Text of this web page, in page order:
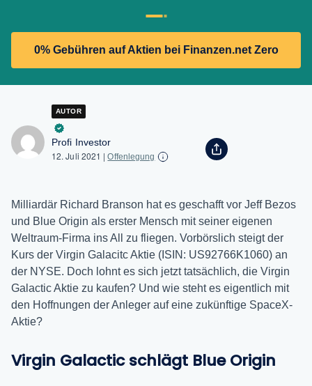
0% Gebühren auf Aktien bei Finanzen.net Zero
AUTOR
Profi Investor
12. Juli 2021 |Offenlegung
Milliardär Richard Branson hat es geschafft vor Jeff Bezos
und Blue Origin als erster Mensch mit seiner eigenen
Weltraum-Firma ins All zu fliegen. Vorbörslich steigt der
Kurs der Virgin Galacitc Aktie (ISIN: US92766K1060) an
der NYSE. Doch lohnt es sich jetzt tatsächlich, die Virgin
Galactic Aktie zu kaufen? Und wie steht es eigentlich mit
den Hoffnungen der Anleger auf eine zukünftige SpaceX-
Aktie?
Virgin Galactic schlägt Blue Origin